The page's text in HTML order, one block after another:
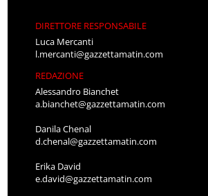
DIRETTORE RESPONSABILE
Luca Mercanti
l.mercanti@gazzettamatin.com
REDAZIONE
Alessandro Bianchet
a.bianchet@gazzettamatin.com
Danila Chenal
d.chenal@gazzettamatin.com
Erika David
e.david@gazzettamatin.com